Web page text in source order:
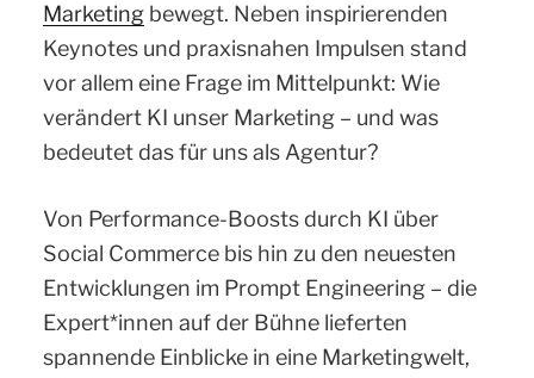
Marketing bewegt. Neben inspirierenden
Keynotes und praxisnahen Impulsen stand
vor allem eine Frage im Mittelpunkt: Wie
verändert KI unser Marketing – und was
bedeutet das für uns als Agentur?
Von Performance-Boosts durch KI über
Social Commerce bis hin zu den neuesten
Entwicklungen im Prompt Engineering – die
Expert*innen auf der Bühne lieferten
spannende Einblicke in eine Marketingwelt,